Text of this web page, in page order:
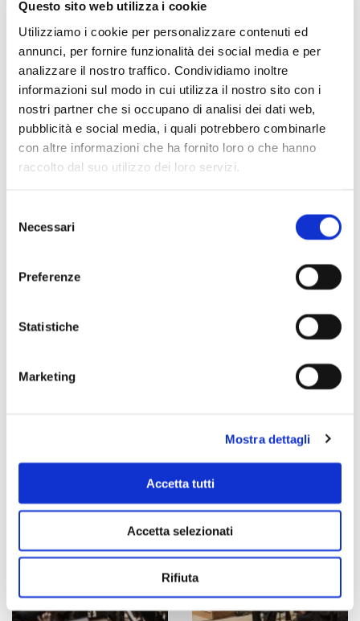
Questo sito web utilizza i cookie
Utilizziamo i cookie per personalizzare contenuti ed
annunci, per fornire funzionalità dei social media e per
analizzare il nostro traffico. Condividiamo inoltre
informazioni sul modo in cui utilizza il nostro sito con i
nostri partner che si occupano di analisi dei dati web,
pubblicità e social media, i quali potrebbero combinarle
con altre informazioni che ha fornito loro o che hanno
raccolto dal suo utilizzo dei loro servizi.
delNecessari
Preferenze
Statistiche
Marketing
Mostra dettagli
Accetta tutti
Accetta selezionati
Rifiuta